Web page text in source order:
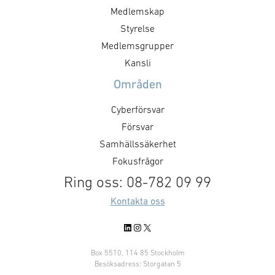
Medlemskap
Styrelse
Medlemsgrupper
Kansli
Områden
Cyberförsvar
Försvar
Samhällssäkerhet
Fokusfrågor
Ring oss: 08-782 09 99
Kontakta oss
LinkedIn
Instagram
X
Box 5510, 114 85 Stockholm
Besöksadress: Storgatan 5